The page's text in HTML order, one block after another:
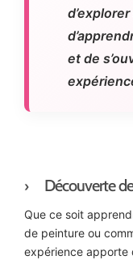
et de
Découverte
Que ce soit
de peinture ou
expérience apporte